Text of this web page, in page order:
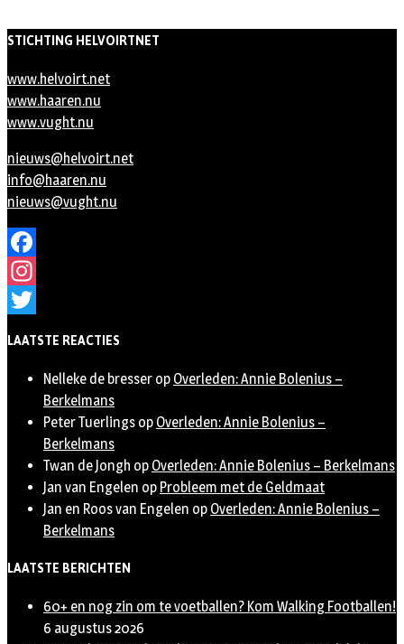
STICHTING HELVOIRTNET
www.helvoirt.net
www.haaren.nu
www.vught.nu
nieuws@helvoirt.net
info@haaren.nu
nieuws@vught.nu
Facebook
Instagram
LAATSTE REACTIES
Nelleke de bresser op Overleden: Annie Bolenius –
Berkelmans
Peter Tuerlings op Overleden: Annie Bolenius –
Berkelmans
Twan de Jongh op Overleden: Annie Bolenius – Berkelmans
Jan van Engelen op Probleem met de Geldmaat
Jan en Roos van Engelen op Overleden: Annie Bolenius –
Berkelmans
LAATSTE BERICHTEN
60+ en nog zin om te voetballen? Kom Walking Footballen!
6 augustus 2026